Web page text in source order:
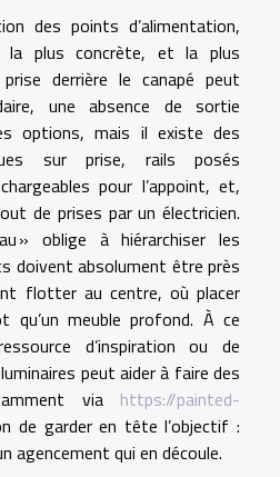
des points d’alimentation,
la plus concrète, et la plus
derrière le canapé peut
une absence de sortie
options, mais il existe des
sur prise, rails posés
pour l’appoint, et,
de prises par un électricien.
» oblige à hiérarchiser les
doivent absolument être près
flotter au centre, où placer
qu’un meuble profond. À ce
d’inspiration ou de
peut aider à faire des
via https://painted-
de garder en tête l’objectif :
agencement qui en découle.